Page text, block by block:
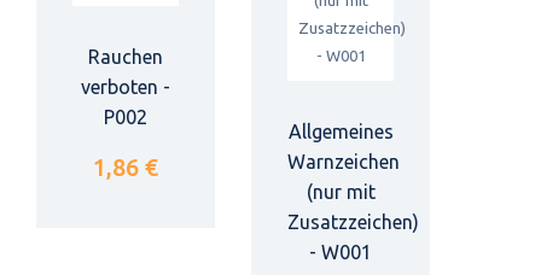
Rauchen
verboten -
P002
1,86 €
Allgemeines
Warnzeichen
(nur mit
Zusatzzeichen)
- W001